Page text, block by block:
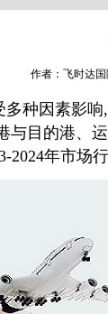
作者：飞时达
种因素影
与目的港、
2024年市场